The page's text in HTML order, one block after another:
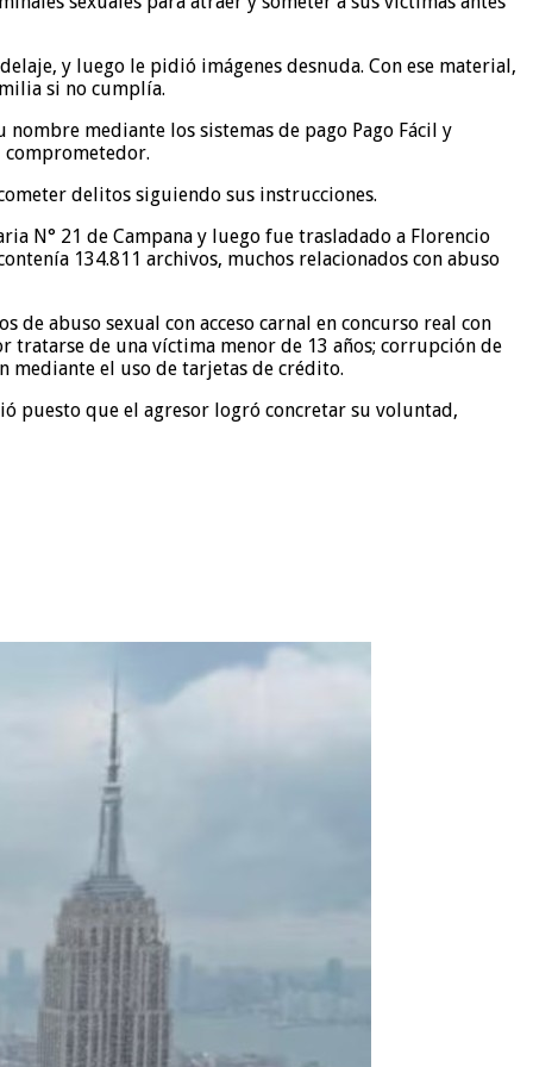
y luego le pidió imágenes desnuda. Con ese material,
si no cumplía.
mediante los sistemas de pago Pago Fácil y
comprometedor.
delitos siguiendo sus instrucciones.
N° 21 de Campana y luego fue trasladado a Florencio
134.811 archivos, muchos relacionados con abuso
abuso sexual con acceso carnal en concurso real con
tratarse de una víctima menor de 13 años; corrupción de
mediante el uso de tarjetas de crédito.
puesto que el agresor logró concretar su voluntad,